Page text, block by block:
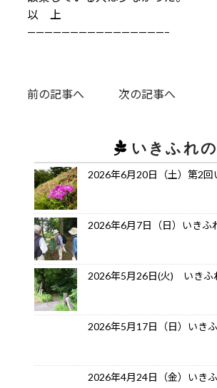
以 上
————————————————–
前の記事へ 次の記事へ
いきふれ
2026年6月20日（土）第2回
2026年6月7日（日）いきふ
2026年5月26日(火) いきふ
2026年5月17日（日）いき
2026年4月24日（金）いき